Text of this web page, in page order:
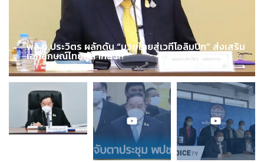
พล.อ.ประวิตร ผลักดัน “มวยไทยสู่เวทีโอลิมปิก” ส่งเสริม
เอกลักษณ์ไทยสู่สากล !!!